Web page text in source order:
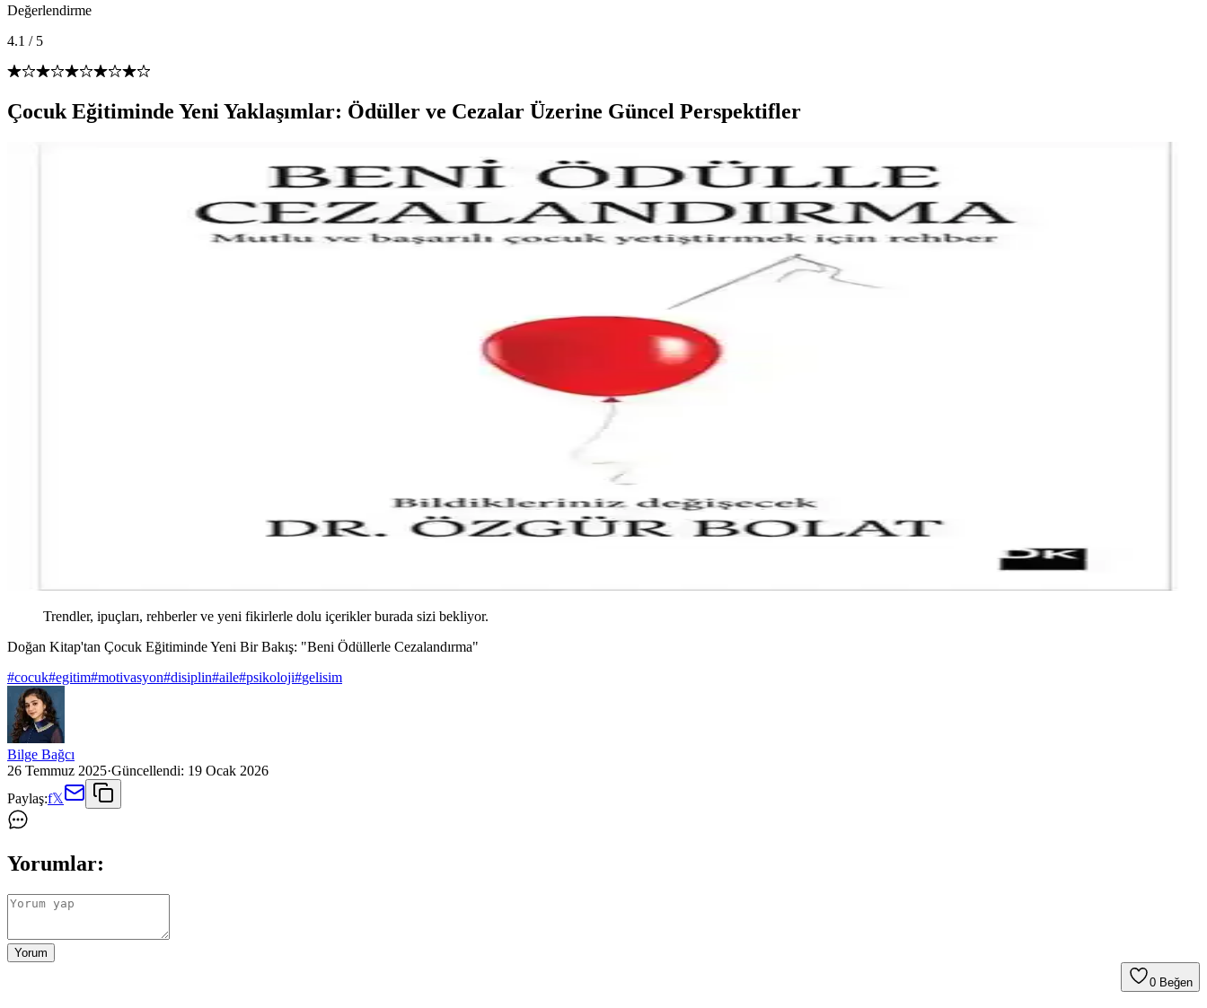
Değerlendirme
4.1 / 5
Çocuk Eğitiminde Yeni Yaklaşımlar: Ödüller ve Cezalar Üzerine Güncel Perspektifler
Trendler, ipuçları, rehberler ve yeni fikirlerle dolu içerikler burada sizi bekliyor.
Doğan Kitap'tan Çocuk Eğitiminde Yeni Bir Bakış: "Beni Ödüllerle Cezalandırma"
#cocuk#egitim#motivasyon#disiplin#aile#psikoloji#gelisim
Bilge Bağcı
26 Temmuz 2025·Güncellendi: 19 Ocak 2026
Paylaş:f𝕏
Yorumlar:
Yorum
0 Beğen